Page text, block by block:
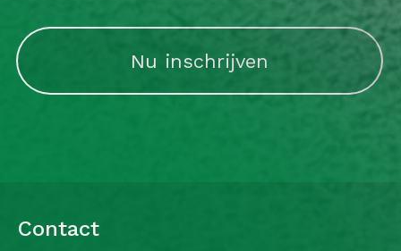
Contact